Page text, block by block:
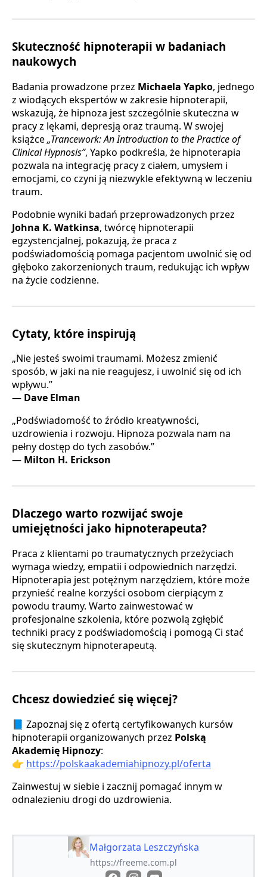
Skuteczność hipnoterapii w badaniach
naukowych
Badania prowadzone przez Michaela Yapko, jednego
z wiodących ekspertów w zakresie hipnoterapii,
wskazują, że hipnoza jest szczególnie skuteczna w
pracy z lękami, depresją oraz traumą. W swojej
książce„Trancework: An Introduction to the Practice of
Clinical Hypnosis”, Yapko podkreśla, że hipnoterapia
pozwala na integrację pracy z ciałem, umysłem i
emocjami, co czyni ją niezwykle efektywną w leczeniu
traum.
Podobnie wyniki badań przeprowadzonych przez
Johna K. Watkinsa, twórcę hipnoterapii
egzystencjalnej, pokazują, że praca z
podświadomością pomaga pacjentom uwolnić się od
głęboko zakorzenionych traum, redukując ich wpływ
na życie codzienne.
Cytaty, które inspirują
„Nie jesteś swoimi traumami. Możesz zmienić
sposób, w jaki na nie reagujesz, i uwolnić się od ich
wpływu.”
— Dave Elman
„Podświadomość to źródło kreatywności,
uzdrowienia i rozwoju. Hipnoza pozwala nam na
pełny dostęp do tych zasobów.”
— Milton H. Erickson
Dlaczego warto rozwijać swoje
umiejętności jako hipnoterapeuta?
Praca z klientami po traumatycznych przeżyciach
wymaga wiedzy, empatii i odpowiednich narzędzi.
Hipnoterapia jest potężnym narzędziem, które może
przynieść realne korzyści osobom cierpiącym z
powodu traumy. Warto zainwestować w
profesjonalne szkolenia, które pozwolą zgłębić
techniki pracy z podświadomością i pomogą Ci stać
się skutecznym hipnoterapeutą.
Chcesz dowiedzieć się więcej?
📘 Zapoznaj się z ofertą certyfikowanych kursów
hipnoterapii organizowanych przez Polską
Akademię Hipnozy:
👉 https://polskaakademiahipnozy.pl/oferta
Zainwestuj w siebie i zacznij pomagać innym w
odnalezieniu drogi do uzdrowienia.
Małgorzata Leszczyńska
https://freeme.com.pl